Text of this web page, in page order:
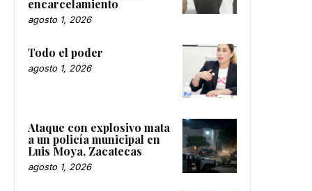
encarcelamiento
agosto 1, 2026
Todo el poder
agosto 1, 2026
Ataque con explosivo mata
a un policía municipal en
Luis Moya, Zacatecas
agosto 1, 2026